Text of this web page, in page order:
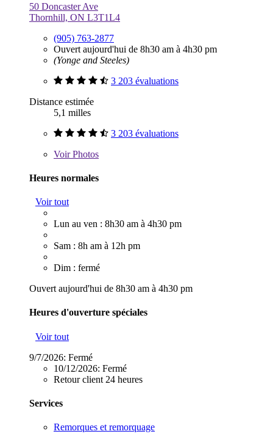
50 Doncaster Ave
Thornhill, ON L3T1L4
(905) 763-2877
Ouvert aujourd'hui de 8h30 am à 4h30 pm
(Yonge and Steeles)
3 203 évaluations
Distance estimée
5,1 milles
3 203 évaluations
VoirPhotos
Heures normales
Voir tout
Lun au ven : 8h30 am à 4h30 pm
Sam : 8h am à 12h pm
Dim : fermé
Ouvert aujourd'hui de 8h30 am à 4h30 pm
Heures d'ouverture spéciales
Voir tout
9/7/2026: Fermé
10/12/2026: Fermé
Retour client 24 heures
Services
Remorques et remorquage